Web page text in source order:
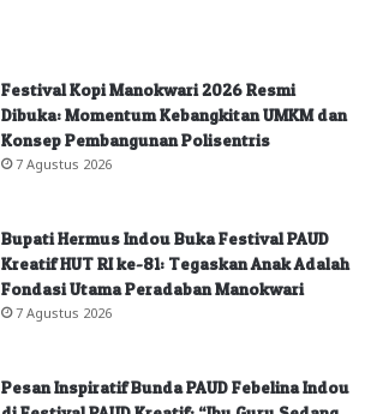
Festival Kopi Manokwari 2026 Resmi
Dibuka: Momentum Kebangkitan UMKM dan
Konsep Pembangunan Polisentris
7 Agustus 2026
Bupati Hermus Indou Buka Festival PAUD
Kreatif HUT RI ke-81: Tegaskan Anak Adalah
Fondasi Utama Peradaban Manokwari
7 Agustus 2026
Pesan Inspiratif Bunda PAUD Febelina Indou